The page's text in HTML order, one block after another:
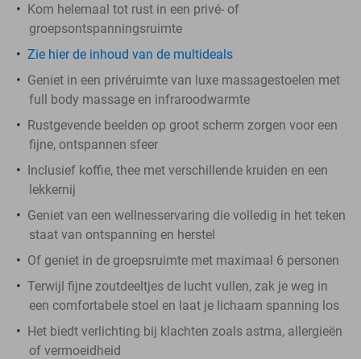
Kom helemaal tot rust in een privé- of
groepsontspanningsruimte
Zie hier de inhoud van de multideals
Geniet in een privéruimte van luxe massagestoelen met
full body massage en infraroodwarmte
Rustgevende beelden op groot scherm zorgen voor een
fijne, ontspannen sfeer
Inclusief koffie, thee met verschillende kruiden en een
lekkernij
Geniet van een wellnesservaring die volledig in het teken
staat van ontspanning en herstel
Of geniet in de groepsruimte met maximaal 6 personen
Terwijl fijne zoutdeeltjes de lucht vullen, zak je weg in
een comfortabele stoel en laat je lichaam spanning los
Het biedt verlichting bij klachten zoals astma, allergieën
of vermoeidheid